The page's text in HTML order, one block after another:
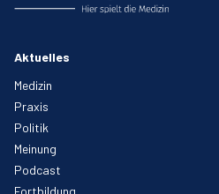
Aktuelles
Medizin
Praxis
Politik
Meinung
Podcast